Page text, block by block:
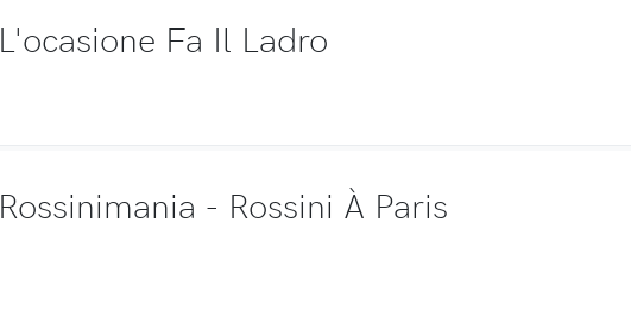
L'ocasione Fa Il Ladro
Rossinimania - Rossini À Paris